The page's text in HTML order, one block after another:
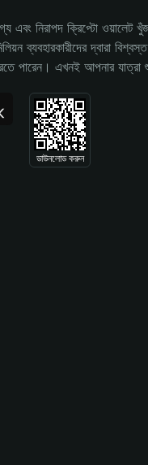
নিরাপদ ক্রিপ্টো ওয়ালেট
ব্যবহারকারীদের দ্বারা
পারেন। এখনই আপনার যাত্রা
ডাউনলোড করুন